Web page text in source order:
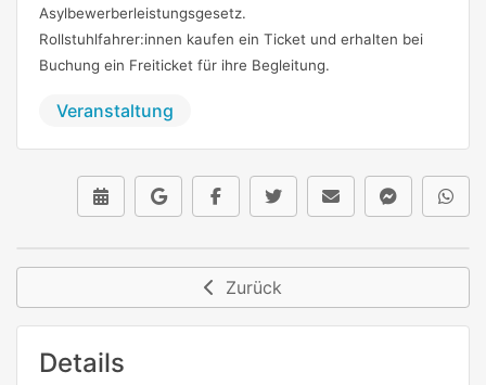
Asylbewerberleistungsgesetz.
Rollstuhlfahrer:innen kaufen ein Ticket und erhalten bei
Buchung ein Freiticket für ihre Begleitung.
Veranstaltung
Zurück
Details